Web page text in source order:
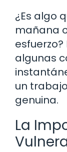
¿Es algo
mañana
algunas
un
genuina.
La